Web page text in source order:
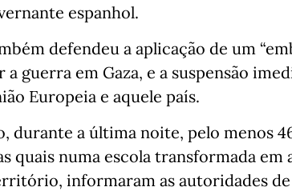
espanhol.
defendeu a aplicação de um
a guerra em Gaza, e a suspensão
Europeia e aquele país.
durante a última noite, pelo menos
quais numa escola transformada
informaram as autoridades de